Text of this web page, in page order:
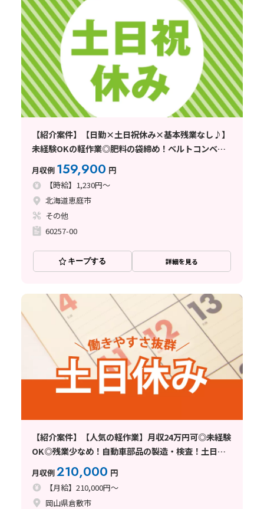
【紹介案件】【日勤×土日祝休み×基本残業なし♪】
未経験OKの軽作業◎肥料の袋締め！ベルトコンベア
月収例 159,900 円
【時給】1,230円～
北海道恵庭市
その他
60257-00
キープする 詳細を見る
【紹介案件】【人気の軽作業】月収24万円可◎未経験
OK◎残業少なめ！自動車部品の製造・検査！土日休
月収例210,000 円
【月給】210,000円～
岡山県倉敷市